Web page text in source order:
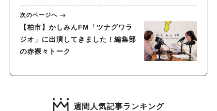
次のページへ
【柏市】かしみんFM「ツナグワラ
ジオ」に出演してきました！編集部
の赤裸々トーク
週間人気記事ランキング